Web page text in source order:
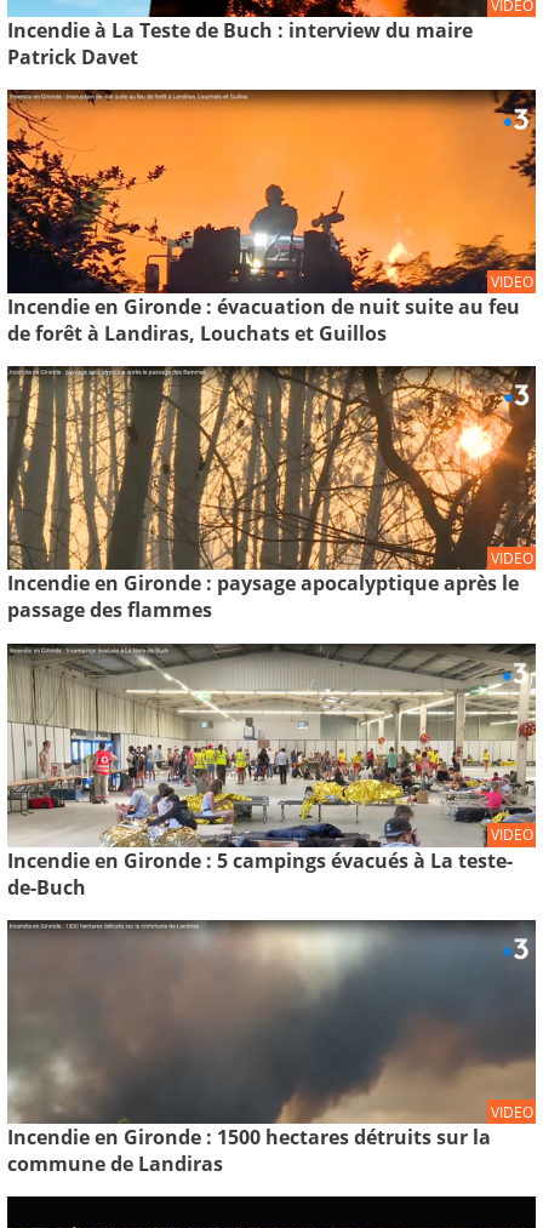
VIDEO
Incendie à La Teste de Buch : interview du maire
Patrick Davet
VIDEO
Incendie en Gironde : évacuation de nuit suite au feu
de forêt à Landiras, Louchats et Guillos
VIDEO
Incendie en Gironde : paysage apocalyptique après le
passage des flammes
VIDEO
Incendie en Gironde : 5 campings évacués à La teste-
de-Buch
VIDEO
Incendie en Gironde : 1500 hectares détruits sur la
commune de Landiras